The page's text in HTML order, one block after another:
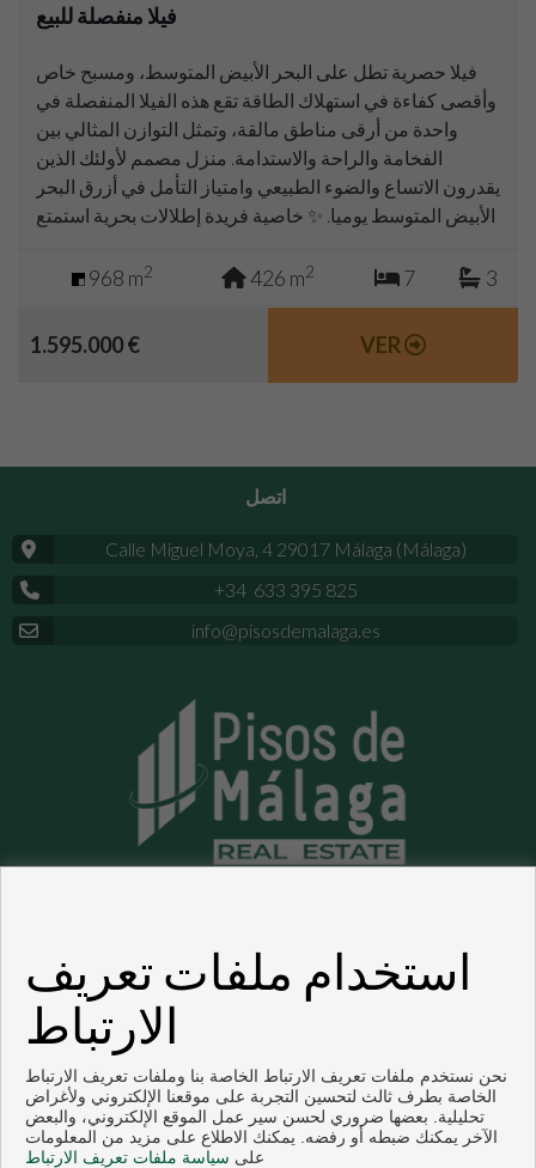
فيلا منفصلة للبيع
فيلا حصرية تطل على البحر الأبيض المتوسط، ومسبح خاص
وأقصى كفاءة في استهلاك الطاقة تقع هذه الفيلا المنفصلة في
واحدة من أرقى مناطق مالقة، وتمثل التوازن المثالي بين
الفخامة والراحة والاستدامة. منزل مصمم لأولئك الذين
يقدرون الاتساع والضوء الطبيعي وامتياز التأمل في أزرق البحر
الأبيض المتوسط يوميا. ✨ خاصية فريدة إطلالات بحرية استمتع
968 m2 426 m2 7 3
1.595.000 € VER
اتصل
Calle Miguel Moya, 4 29017 Málaga (Málaga)
+34 633 395 825
info@pisosdemalaga.es
مالجا الشقق و البيوت للبيع
تم تطويرها من قبل Inmoenter
policy
استخدام ملفات تعريف
الارتباط
نحن نستخدم ملفات تعريف الارتباط الخاصة بنا وملفات تعريف الارتباط
الخاصة بطرف ثالث لتحسين التجربة على موقعنا الإلكتروني ولأغراض
تحليلية. بعضها ضروري لحسن سير عمل الموقع الإلكتروني، والبعض
الآخر يمكنك ضبطه أو رفضه. يمكنك الاطلاع على مزيد من المعلومات
على سياسة ملفات تعريف الارتباط